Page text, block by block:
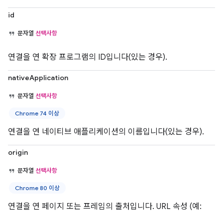
id
문자열 선택사항
연결을 연 확장 프로그램의 ID입니다(있는 경우).
nativeApplication
문자열 선택사항
Chrome 74 이상
연결을 연 네이티브 애플리케이션의 이름입니다(있는 경우).
origin
문자열 선택사항
Chrome 80 이상
연결을 연 페이지 또는 프레임의 출처입니다. URL 속성 (예: